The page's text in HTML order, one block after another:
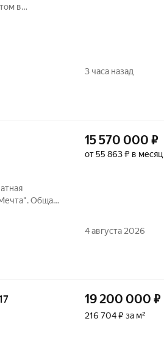
в
О квартире:
3 часа назад
Общая
15 570 000 ₽
от 55 863 ₽ в месяц
4 августа 2026
19 200 000 ₽
216 704 ₽ за м²